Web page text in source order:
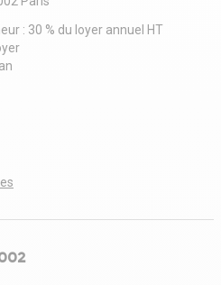
: 30 % du loyer annuel HT